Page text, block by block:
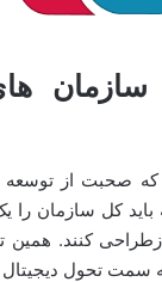
سازمان
که صحبت از توسعه
کل سازمان را
بازطراحی کنند.
تحول دیجیتال